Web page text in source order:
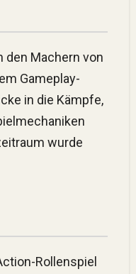
Gameplay-
in die Kämpfe,
wurde